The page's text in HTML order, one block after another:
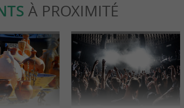
À PROXIMITÉ